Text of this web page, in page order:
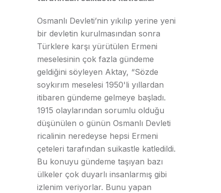
Osmanlı Devleti’nin yıkılıp yerine yeni
bir devletin kurulmasından sonra
Türklere karşı yürütülen Ermeni
meselesinin çok fazla gündeme
geldiğini söyleyen Aktay, “Sözde
soykırım meselesi 1950'li yıllardan
itibaren gündeme gelmeye başladı.
1915 olaylarından sorumlu olduğu
düşünülen o günün Osmanlı Devleti
ricalinin neredeyse hepsi Ermeni
çeteleri tarafından suikastle katledildi.
Bu konuyu gündeme taşıyan bazı
ülkeler çok duyarlı insanlarmış gibi
izlenim veriyorlar. Bunu yapan